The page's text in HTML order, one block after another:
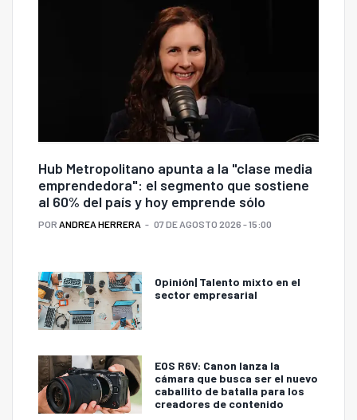
Hub Metropolitano apunta a la "clase media
emprendedora": el segmento que sostiene
al 60% del país y hoy emprende sólo
POR ANDREA HERRERA 07 DE AGOSTO 2026 - 15:00
Opinión| Talento mixto en el
sector empresarial
EOS R6V: Canon lanza la
cámara que busca ser el nuevo
caballito de batalla para los
creadores de contenido